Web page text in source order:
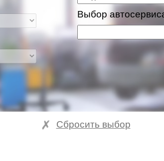
Выбор
Сбросить выбор